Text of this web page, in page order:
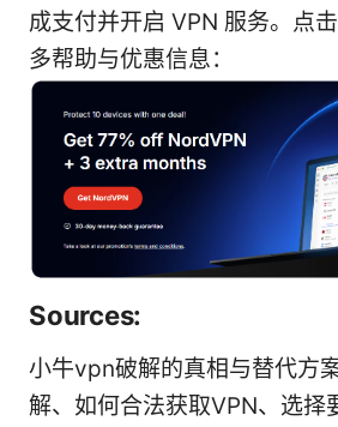
成支付并开启 VPN 服务。点
多帮助与优惠信息：
Sources:
小牛vpn破解的真相与替代方
解、如何合法获取VPN、选择